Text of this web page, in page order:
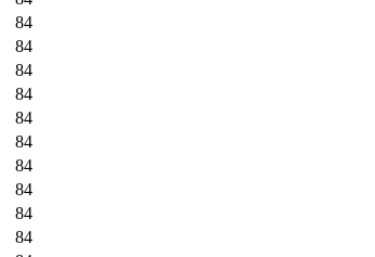
84
84
84
84
84
84
84
84
84
84